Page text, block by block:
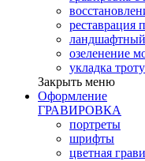
реставрация
озеленение
укладка
Закрыть меню
Оформление
ГРАВИРОВКА
портреты
шрифты
цветная